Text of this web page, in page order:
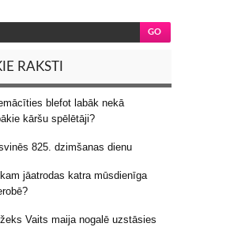
RAKSTI
blefot labāk nekā
kāršu spēlētāji?
825. dzimšanas dienu
jāatrodas katra mūsdienīga
Vaits maija nogalē uzstāsies